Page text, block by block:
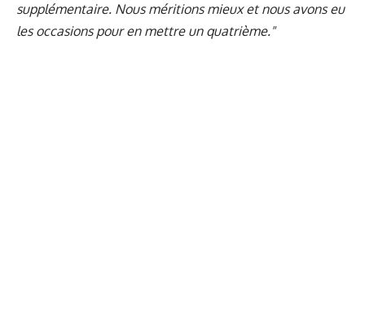
supplémentaire. Nous méritions mieux et nous avons eu
les occasions pour en mettre un quatrième."